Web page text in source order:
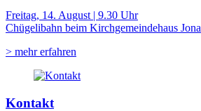
Freitag, 14. August | 9.30 Uhr
Chügelibahn beim Kirchgemeindehaus Jona
> mehr erfahren
Kontakt